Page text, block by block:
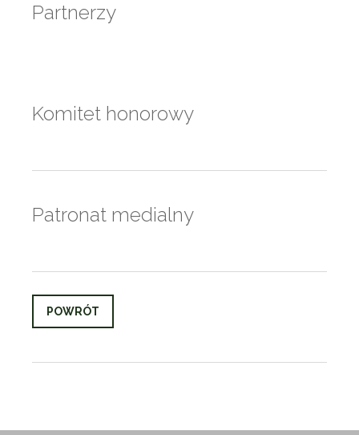
Partnerzy
Komitet honorowy
Patronat medialny
POWRÓT